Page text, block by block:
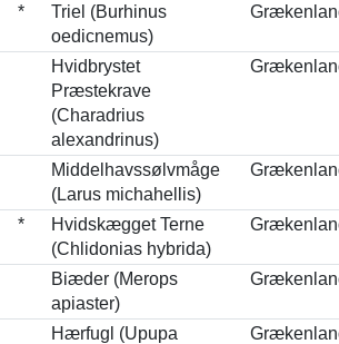
*
Triel (Burhinus
oedicnemus)
Hvidbrystet
Præstekrave
(Charadrius
alexandrinus)
Middelhavssølvmåge
(Larus michahellis)
*
Hvidskægget Terne
(Chlidonias hybrida)
Biæder (Merops
apiaster)
Hærfugl (Upupa